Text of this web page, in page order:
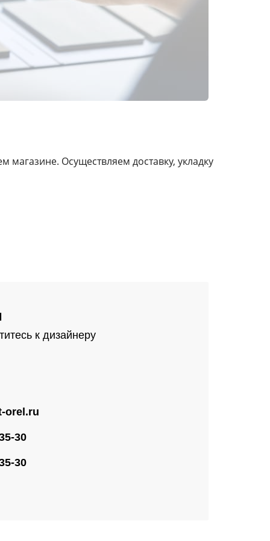
Осуществляем доставку, укладку
к дизайнеру
orel.ru
30
30